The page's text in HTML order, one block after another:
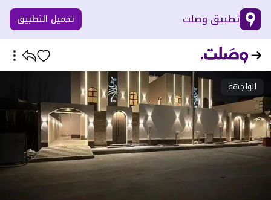
تطبيق وصلت تحميل التطبيق
الواجهة